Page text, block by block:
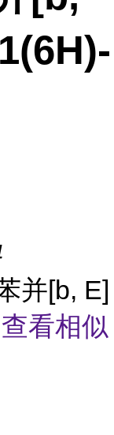
并[b, E]
查看相似